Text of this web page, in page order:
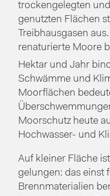
trockengelegten
genutzten Flächen
Treibhausgasen
renaturierte Moore
Hektar und Jahr
Schwämme und
Moorflächen
Moorschutz heute
Hochwasser- und
Auf kleiner Fläche
gelungen: das einst
Brennmaterialien